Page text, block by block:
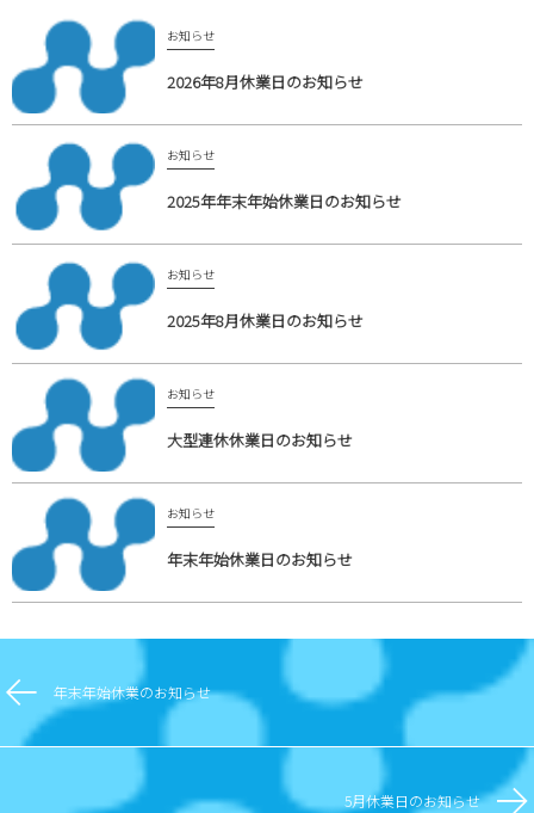
お知らせ
2026年8月休業日のお知らせ
お知らせ
2025年年末年始休業日のお知らせ
お知らせ
2025年8月休業日のお知らせ
お知らせ
大型連休休業日のお知らせ
お知らせ
年末年始休業日のお知らせ
年末年始休業のお知らせ
5月休業日のお知らせ